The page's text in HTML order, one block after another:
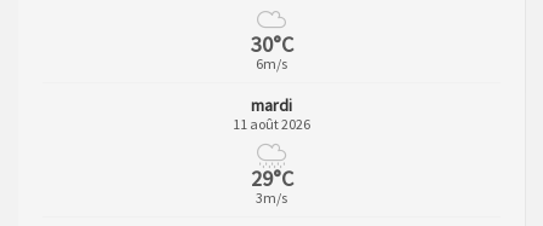
30°C
6m/s
mardi
11 août 2026
29°C
3m/s